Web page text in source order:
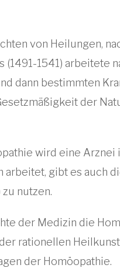
von Heilungen,
1541) arbeitete
dann bestimmten
der
wird eine Arznei
arbeitet, gibt es auch
nutzen.
der Medizin die
rationellen
der Homöopathie.